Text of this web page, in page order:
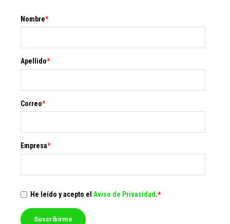
Nombre*
Apellido*
Correo*
Empresa*
He leído y acepto el Aviso de Privacidad .*